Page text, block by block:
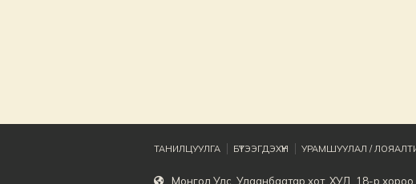
Монгол Улс, Улаанбаатар хот, ХУД, 18-р
ТАНИЛЦУУЛГА БҮТЭЭГДЭХҮҮН УРАМШУУЛАЛ /